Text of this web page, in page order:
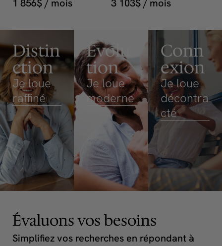
1 856$ / mois 3 103$ / mois
Distin
ction
Je loue
raffiné
Évolu
tion
Je loue
moderne
Conn
exion
Je loue
décontra
cté
Évaluons vos besoins
Simplifiez vos recherches en répondant à